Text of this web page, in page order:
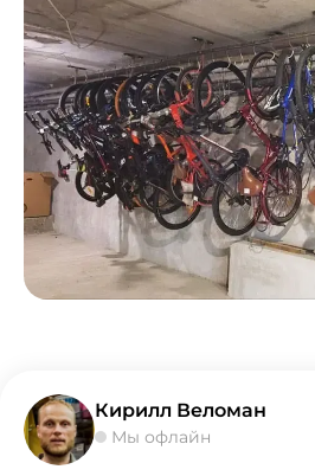
Кирилл Веломан
Мы офлайн